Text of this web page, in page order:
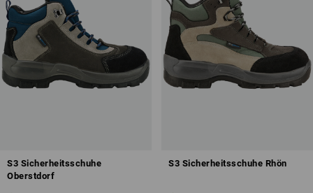
S3 Sicherheitsschuhe
Oberstdorf
S3 Sicherheitsschuhe Rhön